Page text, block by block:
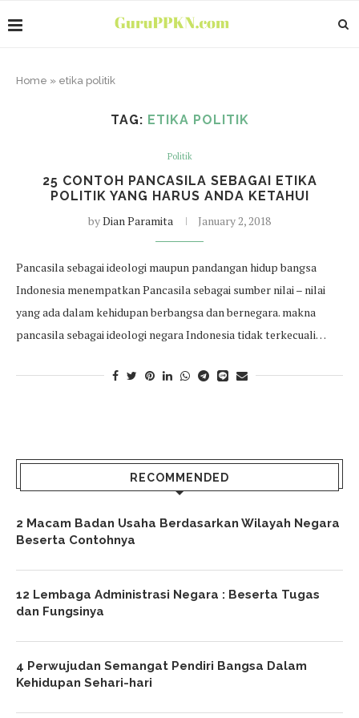
Home » etika politik
TAG: ETIKA POLITIK
Politik
25 CONTOH PANCASILA SEBAGAI ETIKA
POLITIK YANG HARUS ANDA KETAHUI
byDian Paramita January 2, 2018
Pancasila sebagai ideologi maupun pandangan hidup bangsa
Indonesia menempatkan Pancasila sebagai sumber nilai – nilai
yang ada dalam kehidupan berbangsa dan bernegara. makna
pancasila sebagai ideologi negara Indonesia tidak terkecuali…
RECOMMENDED
2 Macam Badan Usaha Berdasarkan Wilayah Negara
Beserta Contohnya
12 Lembaga Administrasi Negara : Beserta Tugas
dan Fungsinya
4 Perwujudan Semangat Pendiri Bangsa Dalam
Kehidupan Sehari-hari